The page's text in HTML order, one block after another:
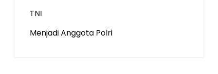
TNI
Menjadi Anggota Polri